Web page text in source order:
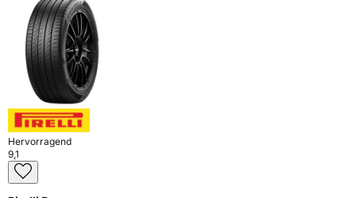
Hervorragend
9,1